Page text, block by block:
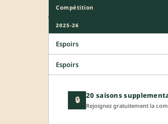
Compétition
2025-26
Espoirs
Espoirs
🔒 20 saisons
Rejoignez gratuitement la